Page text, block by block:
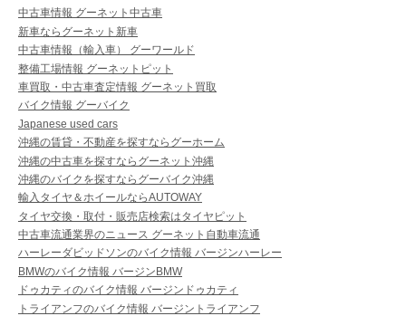
中古車情報 グーネット中古車
新車ならグーネット新車
中古車情報（輸入車） グーワールド
整備工場情報 グーネットピット
車買取・中古車査定情報 グーネット買取
バイク情報 グーバイク
Japanese used cars
沖縄の賃貸・不動産を探すならグーホーム
沖縄の中古車を探すならグーネット沖縄
沖縄のバイクを探すならグーバイク沖縄
輸入タイヤ＆ホイールならAUTOWAY
タイヤ交換・取付・販売店検索はタイヤピット
中古車流通業界のニュース グーネット自動車流通
ハーレーダビッドソンのバイク情報 バージンハーレー
BMWのバイク情報 バージンBMW
ドゥカティのバイク情報 バージンドゥカティ
トライアンフのバイク情報 バージントライアンフ